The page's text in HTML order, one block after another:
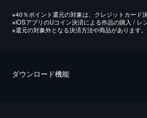
※40％ポイント還元の対象は、クレジットカード
※iOSアプリのUコイン決済による作品の購入 / レ
※還元の対象外となる決済方法や商品があります
ダウンロード機能